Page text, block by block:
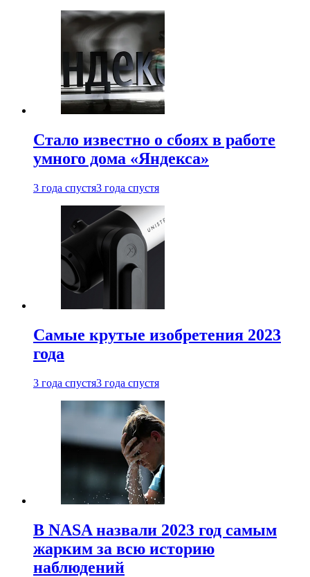
Стало известно о сбоях в работе
умного дома «Яндекса»
3 года спустя3 года спустя
Самые крутые изобретения 2023
года
3 года спустя3 года спустя
В NASA назвали 2023 год самым
жарким за всю историю
наблюдений